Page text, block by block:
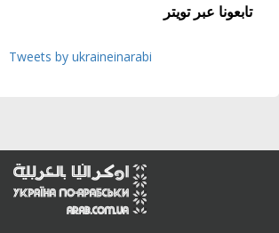
تابعونا عبر تويتر
Tweets by ukraineinarabi